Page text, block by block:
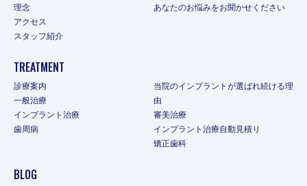
理念
アクセス
スタッフ紹介
あなたのお悩みをお聞かせください
TREATMENT
診療案内
一般治療
インプラント治療
歯周病
当院のインプラントが選ばれ続ける理
由
審美治療
インプラント治療自動見積り
矯正歯科
BLOG